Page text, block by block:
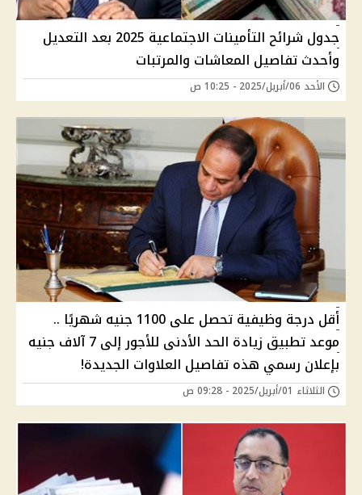
جدول شرائح التأمينات الاجتماعية 2025 بعد التعديل
وأحدث تفاصيل المعاشات والمرتبات
الأحد 06/أبريل/2025 - 10:25 ص
أقل درجة وظيفية تحصل على 1100 جنيه شهريًا ..
موعد تطبيق زيادة الحد الأدنى للأجور إلى 7 آلاف جنيه
بإعلان رسمي هذه تفاصيل العلاوات الجديدة!
الثلاثاء 01/أبريل/2025 - 09:28 ص